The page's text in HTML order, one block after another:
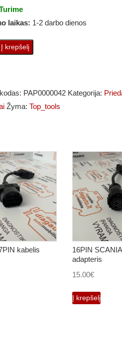
laikas: 1-2 darbo dienos
Į krepšelį
PAP0000042 Kategorija:
Žyma: Top_tools
kabelis
16PIN
adapteris
15.00€
Į krepšelį